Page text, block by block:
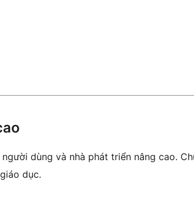
người dùng và nhà phát triển nâng cao.
dục.